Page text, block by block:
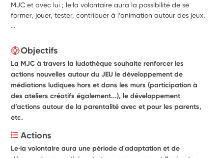
MJC et avec lui ; le·la volontaire aura la possibilité de se
former, jouer, tester, contribuer à l’animation autour des jeux,
…
Objectifs
La MJC à travers la ludothèque souhaite renforcer les
actions nouvelles autour du JEU le développement de
médiations ludiques hors et dans les murs (participation à
des ateliers créatifs également...), le développement
d’actions autour de la parentalité avec et pour les parents,
etc.
Actions
Le·la volontaire aura une période d'adaptation et de